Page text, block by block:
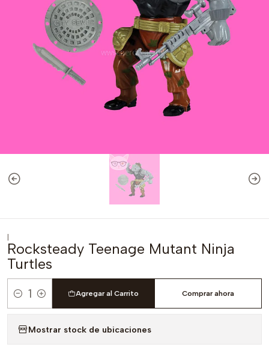
|
Rocksteady Teenage Mutant Ninja
Turtles
Cantidad
Agregar al Carrito Comprar ahora
Mostrar stock de ubicaciones